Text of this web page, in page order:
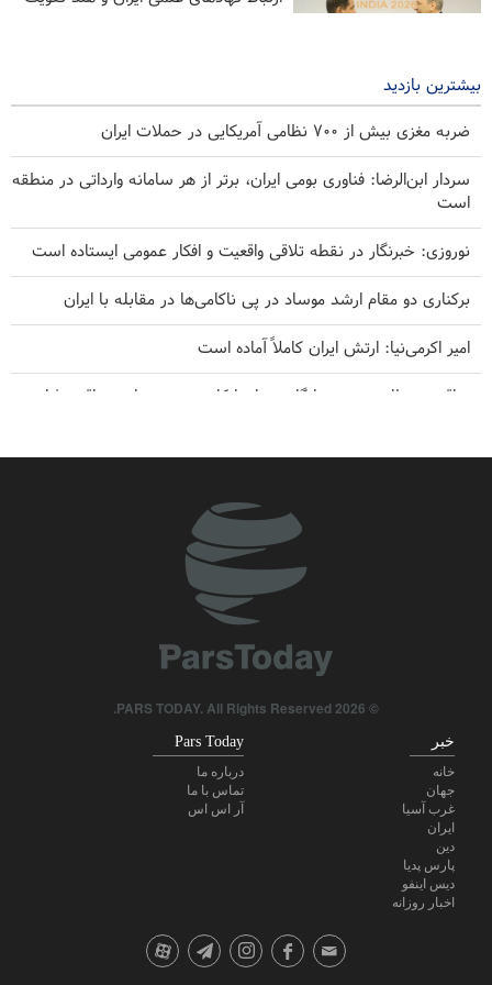
بیشترین بازدید
ضربه مغزی بیش از ۷۰۰ نظامی آمریکایی در حملات ایران
سردار ابن‌الرضا: فناوری بومی ایران، برتر از هر سامانه وارداتی در منطقه
است
نوروزی: خبرنگار در نقطه تلاقی واقعیت و افکار عمومی ایستاده است
برکناری دو مقام ارشد موساد در پی ناکامی‌ها در مقابله با ایران
امیر اکرمی‌نیا: ارتش ایران کاملاً آماده است
عراقچی خطاب به همسایگان: زمان اتکا به خود و برادری واقعی فرا
پاسخ قالیباف به ترامپ: این دیپلماسی نمایشی، شکست خورده است
نشریه آمریکایی: ایران بلوف ترامپ را خوانده است
اکونومیست اعلام کرد: توافق با ایران، تنها گزینه عملی برای پایان بحران
© 2026 PARS TODAY. All Rights Reserved.
خبر
خانه
جهان
غرب آسیا
ایران
دین
پارس پدیا
دیس اینفو
اخبار روزانه
Pars Today
درباره ما
تماس با ما
آر اس اس